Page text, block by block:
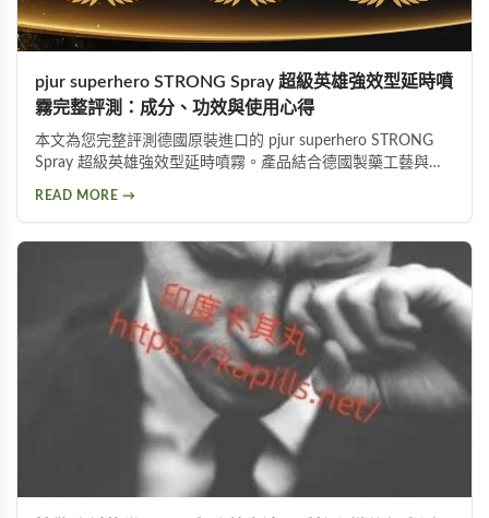
pjur superhero STRONG Spray 超級英雄強效型延時噴
霧完整評測：成分、功效與使用心得
本文為您完整評測德國原裝進口的 pjur superhero STRONG
Spray 超級英雄強效型延時噴霧。產品結合德國製藥工藝與草
的優缺點，協助您做出明智的選購決定。
READ MORE →